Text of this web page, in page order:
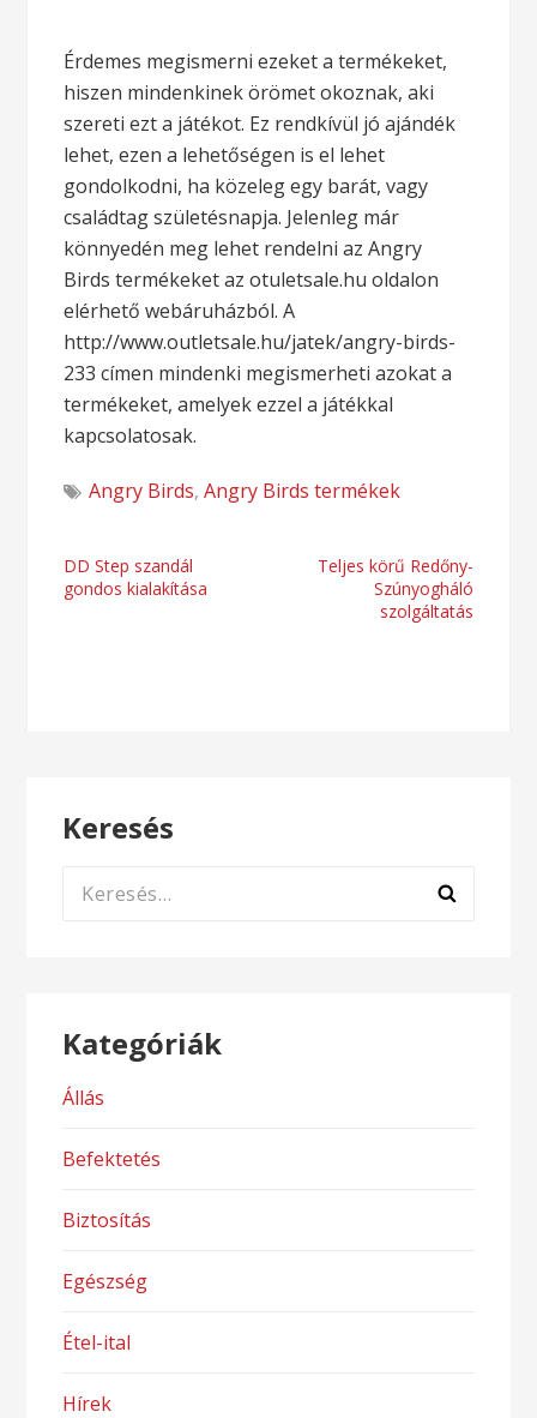
Érdemes megismerni ezeket a termékeket,
hiszen mindenkinek örömet okoznak, aki
szereti ezt a játékot. Ez rendkívül jó ajándék
lehet, ezen a lehetőségen is el lehet
gondolkodni, ha közeleg egy barát, vagy
családtag születésnapja. Jelenleg már
könnyedén meg lehet rendelni az Angry
Birds termékeket az otuletsale.hu oldalon
elérhető webáruházból. A
http://www.outletsale.hu/jatek/angry-birds-
233 címen mindenki megismerheti azokat a
termékeket, amelyek ezzel a játékkal
kapcsolatosak.
Angry Birds,Angry Birds termékek
Bejegyzés
DD Step szandál
gondos kialakítása
Teljes körű Redőny-
Szúnyogháló
szolgáltatás
Keresés
Keresés:
Kategóriák
Állás
Befektetés
Biztosítás
Egészség
Étel-ital
Hírek